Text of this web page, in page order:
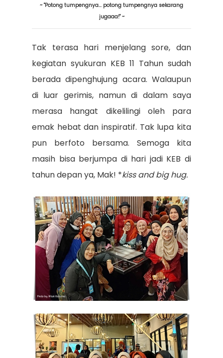
~ "Potong tumpengnya... potong tumpengnya sekarang
jugaaa!" ~
Tak terasa hari menjelang sore, dan
kegiatan syukuran KEB 11 Tahun sudah
berada dipenghujung acara. Walaupun
di luar gerimis, namun di dalam saya
merasa hangat dikelilingi oleh para
emak hebat dan inspiratif. Tak lupa kita
pun berfoto bersama. Semoga kita
masih bisa berjumpa di hari jadi KEB di
tahun depan ya, Mak! *kiss and big hug.